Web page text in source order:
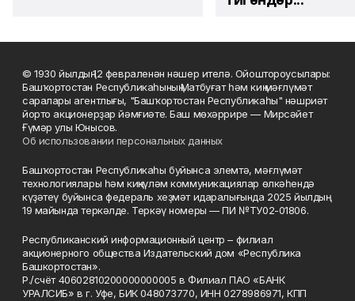
© 1930 йылдың 12 февраленән нәшер ителә. Ойоштороусылары:
Башҡортостан Республикаһының Матбуғат һәм киң мәғлүмәт
саралары агентлығы, "Башҡортостан Республикаһы" нәшриәт
йорто акционерҙар йәмғиәте. Баш мөхәррире — Мирсәйет
Ғүмәр улы Юнысов.
Об использовании персональных данных
Башҡортостан Республикаһы буйынса элемтә, мәғлүмәт
технологиялары һәм киңкүләм коммуникациялар өлкәһендә
күҙәтеү буйынса федераль хеҙмәт идаралығында 2025 йылдың
19 майында теркәлде. Теркәү номеры — ПИ №ТУ02-01806.
Республиканский информационный центр – филиал
акционерного общества Издательский дом «Республика
Башкортостан».
Р./счёт 40602810200000000005 в Филиал ПАО «БАНК
УРАЛСИБ» в г. Уфе, БИК 048073770, ИНН 0278986971, КПП